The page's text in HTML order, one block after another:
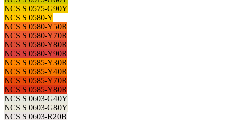
NCS S 0575-G90Y
NCS S 0580-Y
NCS S 0580-Y50R
NCS S 0580-Y70R
NCS S 0580-Y80R
NCS S 0580-Y90R
NCS S 0585-Y30R
NCS S 0585-Y40R
NCS S 0585-Y70R
NCS S 0585-Y80R
NCS S 0603-G40Y
NCS S 0603-G80Y
NCS S 0603-R20B